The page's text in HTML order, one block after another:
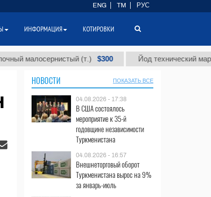
(т.) $300 Йод технический марки "А"
НОВОСТИ ПОКАЗАТЬ ВСЕ
04.08.2026 - 17:38
В США состоялось
мероприятие к 35-й
годовщине независимости
Туркменистана
04.08.2026 - 16:57
Внешнеторговый оборот
Туркменистана вырос на 9%
за январь-июль
ENG TM РУС
ИНФОРМАЦИЯ КОТИРОВКИ